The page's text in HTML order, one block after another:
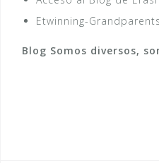
Etwinning-
Blog Somos diversos,